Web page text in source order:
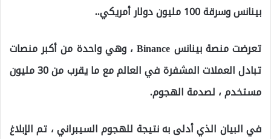
بينانس وسرقة 100 مليون دولار أمريكي..
تعرضت منصة بينانس Binance ، وهي واحدة من أكبر منصات
تبادل العملات المشفرة في العالم مع ما يقرب من 30 مليون
مستخدم ، لصدمة الهجوم.
في البيان الذي أدلى به نتيجة للهجوم السيبراني ، تم الإبلاغ